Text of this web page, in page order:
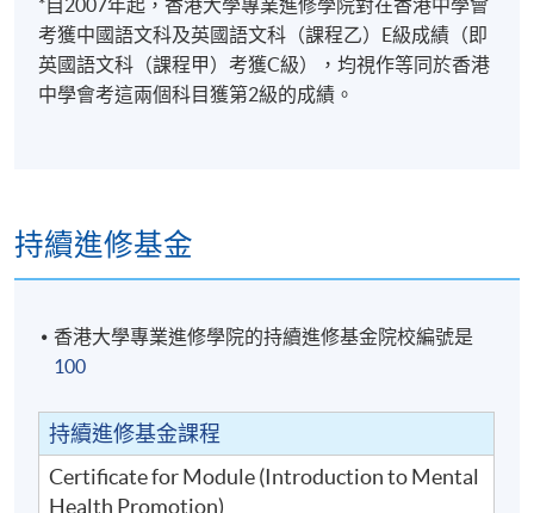
*自2007年起，香港大學專業進修學院對在香港中學會
考獲中國語文科及英國語文科（課程乙）E級成績（即
英國語文科（課程甲）考獲C級），均視作等同於香港
中學會考這兩個科目獲第2級的成績。
持續進修基金
香港大學專業進修學院的持續進修基金院校編號是
100
持續進修基金課程
Certificate for Module (Introduction to Mental
Health Promotion)